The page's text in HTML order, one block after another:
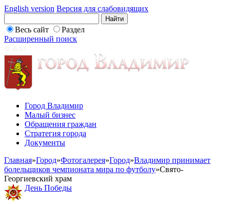
English version Версия для слабовидящих
Весь сайт
Раздел
Расширенный поиск
Город Владимир
Малый бизнес
Обращения граждан
Стратегия города
Документы
Главная»Город»Фотогалерея»Город»Владимир принимает
болельщиков чемпионата мира по футболу»Свято-
Георгиевский храм
День Победы